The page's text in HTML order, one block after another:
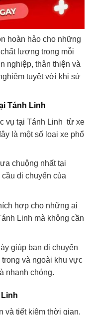
hoàn hảo cho những
lượng trong mỗi
nghiệp, thân thiện và
tuyệt vời khi sử
Tánh Linh
vụ tại Tánh Linh từ xe
là một số loại xe phổ
chuộng nhất tại
di chuyển của
hợp cho những ai
Linh mà không cần
giúp bạn di chuyển
và ngoài khu vực
nhanh chóng.
và tiết kiệm thời gian.